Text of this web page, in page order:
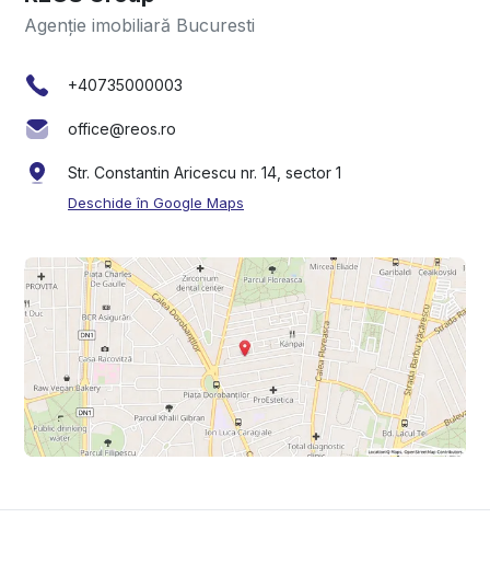
Agenție imobiliară Bucuresti
+40735000003
office@reos.ro
Str. Constantin Aricescu nr. 14, sector 1
Deschide în Google Maps